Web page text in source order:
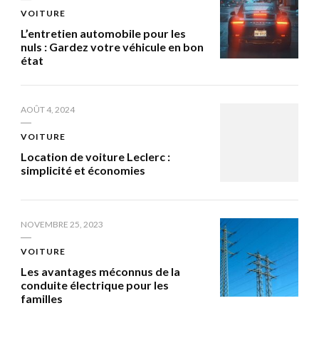
VOITURE
L’entretien automobile pour les
nuls : Gardez votre véhicule en bon
état
AOÛT 4, 2024
VOITURE
Location de voiture Leclerc :
simplicité et économies
NOVEMBRE 25, 2023
VOITURE
Les avantages méconnus de la
conduite électrique pour les
familles